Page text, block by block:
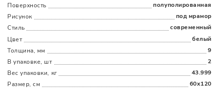
Поверхность
полуполированная
Рисунок
под мрамор
Стиль
современный
Цвет
белый
Толщина, мм
9
В упаковке, шт
2
Вес упаковки, кг
43.999
Размер, см
60x120
НаличымиКартойПо счетуДолями